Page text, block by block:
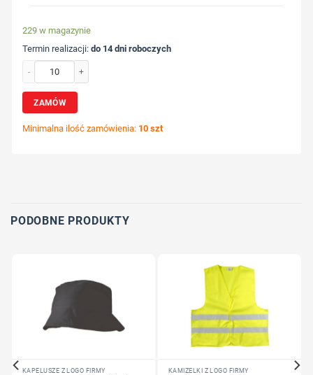
229 w magazynie
Termin realizacji:do 14 dni roboczych
ZAMÓW
Minimalna ilość zamówienia: 10 szt
PODOBNE PRODUKTY
KAPELUSZE Z LOGO FIRMY KAMIZELKI Z LOGO FIRMY